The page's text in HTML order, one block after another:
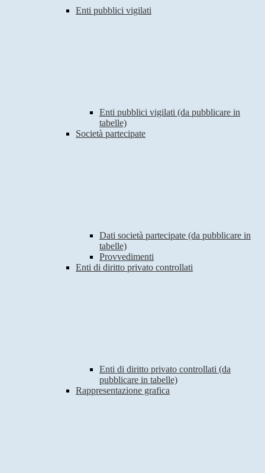
Enti pubblici vigilati
Enti pubblici vigilati (da pubblicare in
tabelle)
Società partecipate
Dati società partecipate (da pubblicare in
tabelle)
Provvedimenti
Enti di diritto privato controllati
Enti di diritto privato controllati (da
pubblicare in tabelle)
Rappresentazione grafica